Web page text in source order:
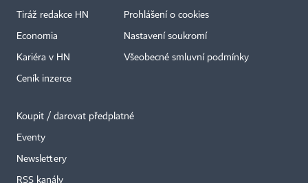
Tiráž redakce HN
Economia
Kariéra v HN
Ceník inzerce
Prohlášení o cookies
Nastavení soukromí
Všeobecné smluvní podmínky
Koupit / darovat předplatné
Eventy
Newslettery
RSS kanály